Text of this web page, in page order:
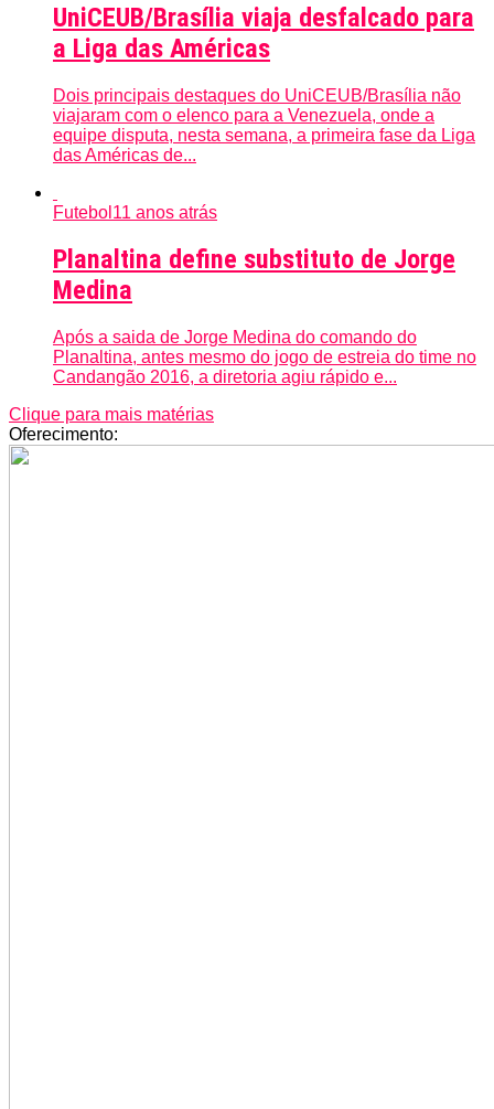
UniCEUB/Brasília viaja desfalcado para
a Liga das Américas
Dois principais destaques do UniCEUB/Brasília não
viajaram com o elenco para a Venezuela, onde a
equipe disputa, nesta semana, a primeira fase da Liga
das Américas de...
Futebol 11 anos atrás
Planaltina define substituto de Jorge
Medina
Após a saida de Jorge Medina do comando do
Planaltina, antes mesmo do jogo de estreia do time no
Candangão 2016, a diretoria agiu rápido e...
Clique para mais matérias
Oferecimento: